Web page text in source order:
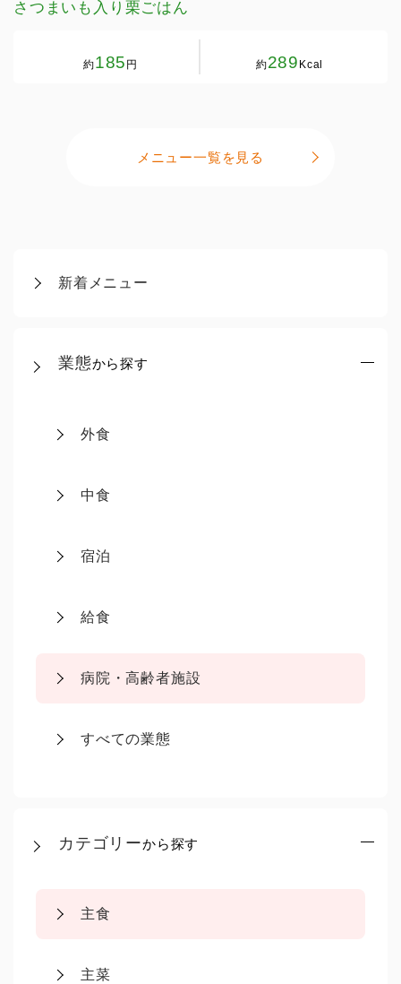
新着メニュー
業態から探す
外食
中食
宿泊
給食
病院・高齢者施設
すべての業態
カテゴリーから探す
主食
主菜
さつまいも入り栗ごはん
約185 円 約289 Kcal
メニュー一覧を見る